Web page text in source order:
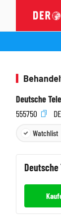
Deutsche
555750
Watchlist